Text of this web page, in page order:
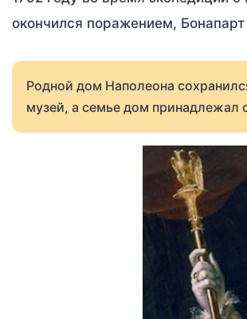
окончился поражением,
Родной дом Наполеона
музей, а семье дом принадлежал